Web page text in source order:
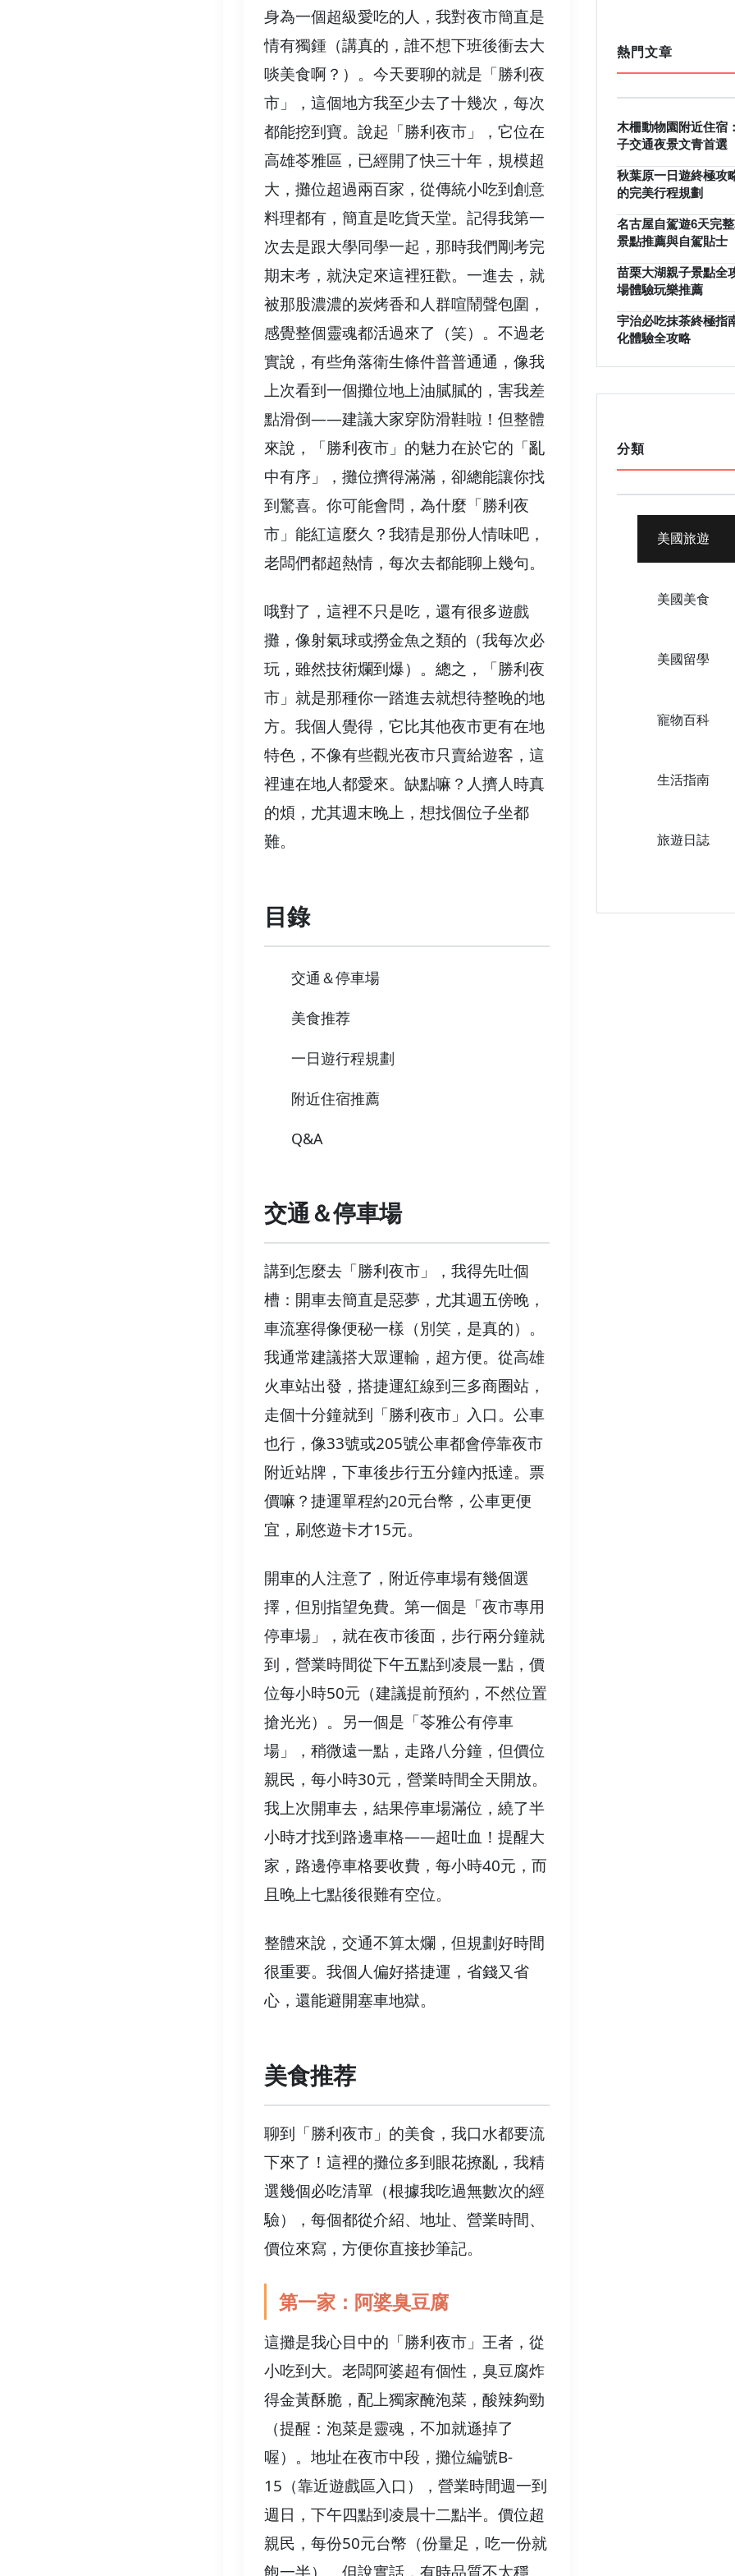
身為一個超級愛吃的人，我對夜市簡直是
情有獨鍾（講真的，誰不想下班後衝去大
啖美食啊？）。今天要聊的就是「勝利夜
市」，這個地方我至少去了十幾次，每次
都能挖到寶。說起「勝利夜市」，它位在
高雄苓雅區，已經開了快三十年，規模超
大，攤位超過兩百家，從傳統小吃到創意
料理都有，簡直是吃貨天堂。記得我第一
次去是跟大學同學一起，那時我們剛考完
期末考，就決定來這裡狂歡。一進去，就
被那股濃濃的炭烤香和人群喧鬧聲包圍，
感覺整個靈魂都活過來了（笑）。不過老
實說，有些角落衛生條件普普通通，像我
上次看到一個攤位地上油膩膩的，害我差
點滑倒——建議大家穿防滑鞋啦！但整體
來說，「勝利夜市」的魅力在於它的「亂
中有序」，攤位擠得滿滿，卻總能讓你找
到驚喜。你可能會問，為什麼「勝利夜
市」能紅這麼久？我猜是那份人情味吧，
老闆們都超熱情，每次去都能聊上幾句。
哦對了，這裡不只是吃，還有很多遊戲
攤，像射氣球或撈金魚之類的（我每次必
玩，雖然技術爛到爆）。總之，「勝利夜
市」就是那種你一踏進去就想待整晚的地
方。我個人覺得，它比其他夜市更有在地
特色，不像有些觀光夜市只賣給遊客，這
裡連在地人都愛來。缺點嘛？人擠人時真
的煩，尤其週末晚上，想找個位子坐都
難。
目錄
交通＆停車場
美食推荐
一日遊行程規劃
附近住宿推薦
Q&A
交通＆停車場
講到怎麼去「勝利夜市」，我得先吐個
槽：開車去簡直是惡夢，尤其週五傍晚，
車流塞得像便秘一樣（別笑，是真的）。
我通常建議搭大眾運輸，超方便。從高雄
火車站出發，搭捷運紅線到三多商圈站，
走個十分鐘就到「勝利夜市」入口。公車
也行，像33號或205號公車都會停靠夜市
附近站牌，下車後步行五分鐘內抵達。票
價嘛？捷運單程約20元台幣，公車更便
宜，刷悠遊卡才15元。
開車的人注意了，附近停車場有幾個選
擇，但別指望免費。第一個是「夜市專用
停車場」，就在夜市後面，步行兩分鐘就
到，營業時間從下午五點到凌晨一點，價
位每小時50元（建議提前預約，不然位置
搶光光）。另一個是「苓雅公有停車
場」，稍微遠一點，走路八分鐘，但價位
親民，每小時30元，營業時間全天開放。
我上次開車去，結果停車場滿位，繞了半
小時才找到路邊車格——超吐血！提醒大
家，路邊停車格要收費，每小時40元，而
且晚上七點後很難有空位。
整體來說，交通不算太爛，但規劃好時間
很重要。我個人偏好搭捷運，省錢又省
心，還能避開塞車地獄。
美食推荐
聊到「勝利夜市」的美食，我口水都要流
下來了！這裡的攤位多到眼花撩亂，我精
選幾個必吃清單（根據我吃過無數次的經
驗），每個都從介紹、地址、營業時間、
價位來寫，方便你直接抄筆記。
第一家：阿婆臭豆腐
這攤是我心目中的「勝利夜市」王者，從
小吃到大。老闆阿婆超有個性，臭豆腐炸
得金黃酥脆，配上獨家醃泡菜，酸辣夠勁
（提醒：泡菜是靈魂，不加就遜掉了
喔）。地址在夜市中段，攤位編號B-
15（靠近遊戲區入口），營業時間週一到
週日，下午四點到凌晨十二點半。價位超
親民，每份50元台幣（份量足，吃一份就
熱門文章
木柵動物園附近住宿
子交通夜景文青首選
秋葉原一日遊終極攻
的完美行程規劃
名古屋自駕遊6天完整
景點推薦與自駕貼士
苗栗大湖親子景點全
場體驗玩樂推薦
宇治必吃抹茶終極指
化體驗全攻略
分類
美國旅遊
美國美食
美國留學
寵物百科
生活指南
旅遊日誌